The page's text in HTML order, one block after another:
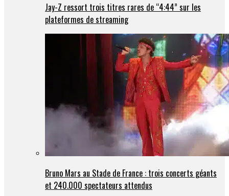
Jay-Z ressort trois titres rares de “4:44” sur les
plateformes de streaming
Bruno Mars au Stade de France : trois concerts géants
et 240.000 spectateurs attendus